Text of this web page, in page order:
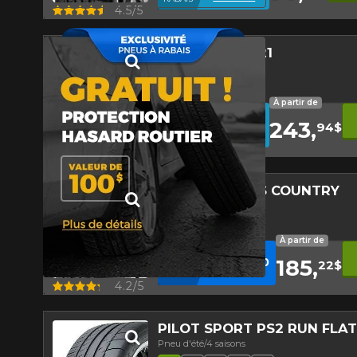
Aperçu 4.5/5
ECO SOLUS KL21
Pneu d'été/4 saisons
Faible niveau sonore
Haut kilométrage
Pneu écologique
Aperçu 4.5/5
12
DE
RABAIS
AVEC LE CODE
KUMHO12
Conditions
À partir de
243,94$
LAREDO CROSS COUNTRY
Pneu d'été/4 saisons
Bande de roulement
Aperçu 4.2/5
10 %
EN
CRÉDIT
AVEC LE CODE
INSTALL10
Conditions
À partir de
185,22$
PILOT SPORT PS2 RUN FLAT
Pneu d'été/4 saisons
*Attention cette dimension
véhicule directement avant de